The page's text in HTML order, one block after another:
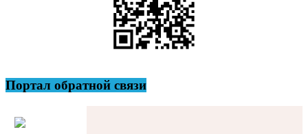
Портал обратной связи